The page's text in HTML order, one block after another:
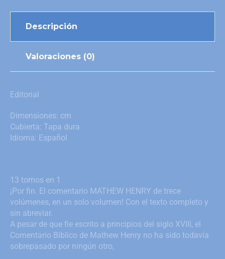
Descripción
Valoraciones (0)
Editorial
Dimensiones: cm
Cubierta: Tapa dura
Idioma: Español
13 tomos en 1
¡Por fin. El comentario MATHEW HENRY de trece
volúmenes, en un solo volumen! Con el texto completo y
sin abreviar.
A pesar de que fie escrito a principios del siglo XVIII, el
Comentario Bíblico de Mathew Henry no ha sido todavía
sobrepasado por ningún otro,